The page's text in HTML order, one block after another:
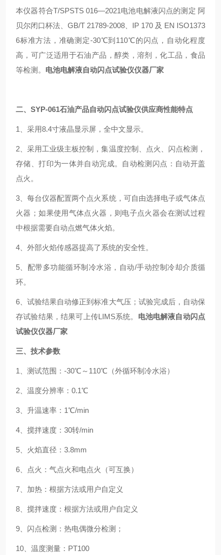
本仪器符合T/SPSTS 016—2021电池电解液闪点的测定 阿
贝尔闭口杯法、GB/T 21789-2008、IP 170 及 EN ISO1373
6标准方法，准确测定-30℃到110℃的闪点，自动化程度
高，可广泛适用于石油产品，醇类，溶剂，化工品，食品
等检测。 电池电解液自动闪点试验仪仪器厂家
二、 SYP-061石油产品自动闪点试验仪供应商性能特点
1、采用8.4寸液晶显示屏，全中文显示。
2、采用工业级主板控制，集温度控制、点火、闪点检测，
存储、打印为一体并自动完成。自动检测闪点：自动开盖
点火。
3、每台仪器配置两个点火系统，可自由选择电子或气体点
火器；如果使用气体点火器，则电子点火器会在测试过程
中根据需要自动点燃气体火焰。
4、外部火焰传感器提高了系统的安全性。
5、配带多功能循环制冷水浴，自动/手动控制冷却介质循
环。
6、试验结果自动修正到标准大气压；试验完成后，自动保
存试验结果，结果可上传LIMS系统。 电池电解液自动闪点
试验仪仪器厂家
三、技术参数
1、测试范围：-30℃～110℃（外循环制冷水浴）
2、温度分辨率：0.1℃
3、升温速率：1℃/min
4、搅拌速度：30转/min
5、火焰直径：3.8mm
6、点火：气点火和电点火（可互换）
7、加热：根据方法或用户自定义
8、搅拌速度：根据方法或用户自定义
9、闪点检测：热电偶微分检测；
10、温度测量：PT100